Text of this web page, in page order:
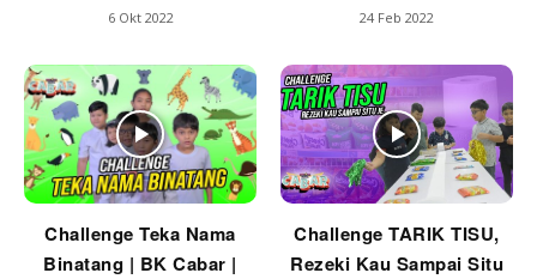
6 Okt 2022 24 Feb 2022
Challenge Teka Nama
Binatang | BK Cabar |
Challenge TARIK TISU,
Rezeki Kau Sampai Situ